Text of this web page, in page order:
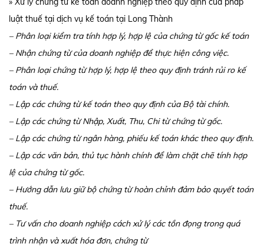
luật thuế tại dịch vụ kế toán tại Long Thành
– Phân loại kiểm tra tính hợp lý, hợp lệ của chứng từ gốc kế toán
– Nhận chứng từ của doanh nghiệp để thực hiện công việc.
– Phân loại chứng từ hợp lý, hợp lệ theo quy định tránh rủi ro kế
toán và thuế.
– Lập các chứng từ kế toán theo quy định của Bộ tài chính.
– Lập các chứng từ Nhập, Xuất, Thu, Chi từ chứng từ gốc.
– Lập các chứng từ ngân hàng, phiếu kế toán khác theo quy định.
– Lập các văn bản, thủ tục hành chính để làm chặt chẽ tính hợp
lệ của chứng từ gốc.
– Hướng dẫn lưu giữ bộ chứng từ hoàn chỉnh đảm bảo quyết toán
thuế.
– Tư vấn cho doanh nghiệp cách xử lý các tồn đọng trong quá
trình nhận và xuất hóa đơn, chứng từ